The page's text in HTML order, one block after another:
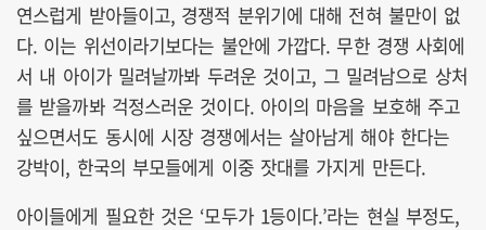
연스럽게 받아들이고, 경쟁적 분위기에 대해 전혀 불만이 없
다. 이는 위선이라기보다는 불안에 가깝다. 무한 경쟁 사회에
서 내 아이가 밀려날까봐 두려운 것이고, 그 밀려남으로 상처
를 받을까봐 걱정스러운 것이다. 아이의 마음을 보호해 주고
싶으면서도 동시에 시장 경쟁에서는 살아남게 해야 한다는
강박이, 한국의 부모들에게 이중 잣대를 가지게 만든다.
아이들에게 필요한 것은 ‘모두가 1등이다.’라는 현실 부정도,